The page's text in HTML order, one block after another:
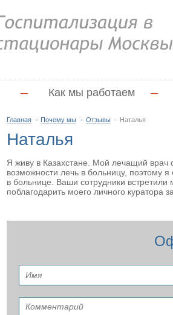
— Как мы работаем —
Главная Почему мы Отзывы Наталья
Наталья
Я живу в Казахстане. Мой лечащий врач
возможности лечь в больницу, поэтому
в больнице. Ваши сотрудники встретили
поблагодарить моего личного куратора